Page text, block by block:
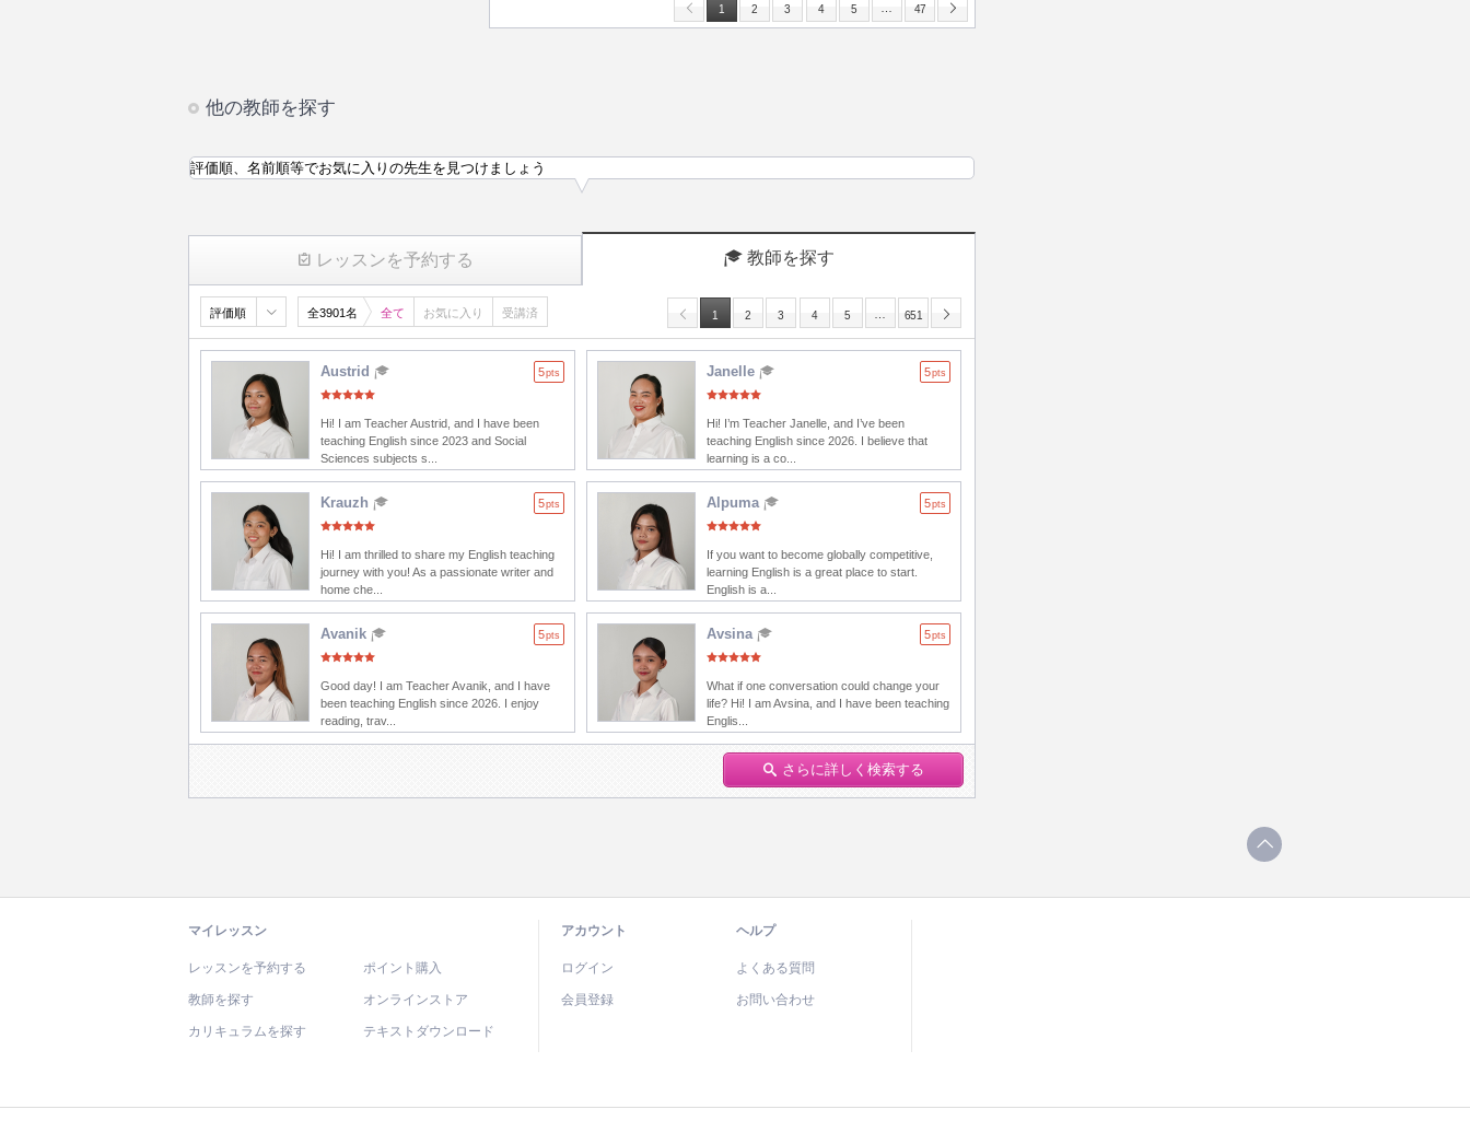
1 2 3 4 5 47
他の教師を探す
レッスンを予約する 教師を探す
評価順、名前順等でお気に入りの先生を見つけましょう
評価順 全3901名 全て お気に入り 受講済 1 2 3 4 5 651
Austrid 5pts
Hi! I am Teacher Austrid, and I have been
teaching English since 2023 and Social
Sciences subjects s...
Janelle 5pts
Hi! I’m Teacher Janelle, and I’ve been
teaching English since 2026. I believe that
learning is a co...
Krauzh 5pts
Hi! I am thrilled to share my English teaching
journey with you! As a passionate writer and
home che...
Alpuma 5pts
If you want to become globally competitive,
learning English is a great place to start.
English is a...
Avanik 5pts
Good day! I am Teacher Avanik, and I have
been teaching English since 2026. I enjoy
reading, trav...
Avsina 5pts
What if one conversation could change your
life? Hi! I am Avsina, and I have been teaching
Englis...
さらに詳しく検索する
マイレッスン
レッスンを予約する ポイント購入
教師を探す オンラインストア
カリキュラムを探す テキストダウンロード
アカウント
ログイン
会員登録
ヘルプ
よくある質問
お問い合わせ